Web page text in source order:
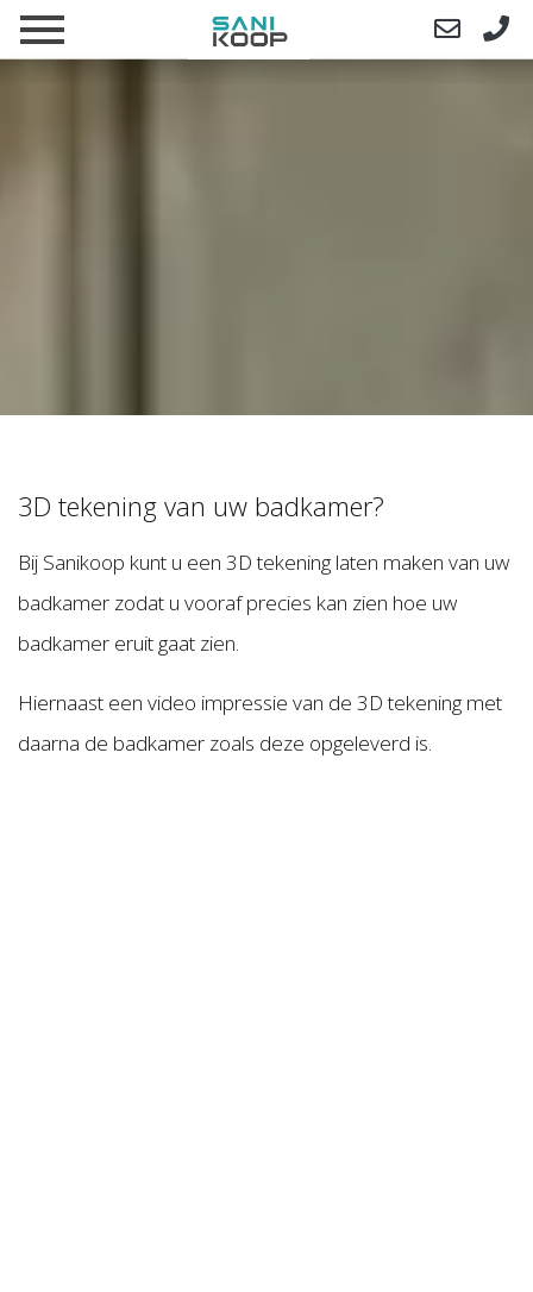
3D tekening van uw badkamer?
Bij Sanikoop kunt u een 3D tekening laten maken van uw
badkamer zodat u vooraf precies kan zien hoe uw
badkamer eruit gaat zien.
Hiernaast een video impressie van de 3D tekening met
daarna de badkamer zoals deze opgeleverd is.